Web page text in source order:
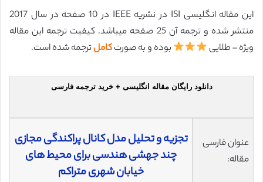
این مقاله انگلیسی ISI در نشریه IEEE در 10 صفحه در سال 2017
منتشر شده و ترجمه آن 25 صفحه میباشد. کیفیت ترجمه این مقاله
ویژه – طلایی
بوده و به صورتکاملترجمه شده است.
دانلود رایگان مقاله انگلیسی + خرید ترجمه فارسی
عنوان فارسی
مقاله:
تجزیه و تحلیل مدل کانال پراکندگی مجازی
چند جهشی هندسی برای محیط های
خیابان شهری متراکم